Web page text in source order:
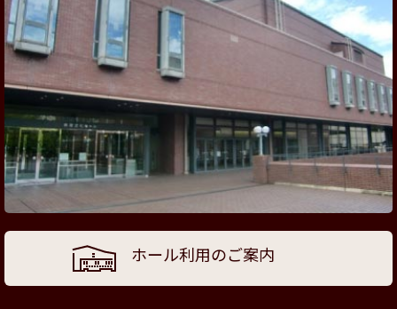
ホール利用のご案内